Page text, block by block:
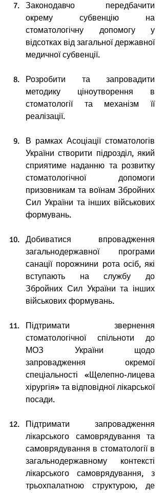
Законодавчо передбачити
окрему субвенцію на
стоматологічну допомогу у
відсотках від загальної державної
медичної субвенції.
Розробити та запровадити
методику ціноутворення в
стоматології та механізм її
реалізації.
В рамках Асоціації стоматологів
України створити підрозділ, який
сприятиме наданню та розвитку
стоматологічної допомоги
призовникам та воїнам Збройних
Сил України та інших військових
формувань.
Добиватися впровадження
загальнодержавної програми
санації порожнини рота осіб, які
вступають на службу до
Збройних Сил України та інших
військових формувань.
Підтримати звернення
стоматологічної спільноти до
МОЗ України щодо
запровадження окремої
спеціальності «Щелепно-лицева
хірургія» та відповідної лікарської
посади.
Підтримати запровадження
лікарського самоврядування та
самоврядування в стоматології в
загальнодержавному контексті
лікарського самоврядування, з
трьохпалатною структурою, де